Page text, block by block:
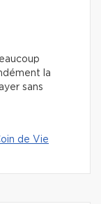
la
sans
de Vie